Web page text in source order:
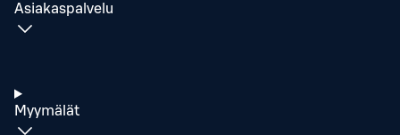
Asiakaspalvelu
Myymälät